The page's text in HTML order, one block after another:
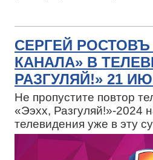
СЕРГЕЙ
КАНАЛА» В
РАЗГУЛЯЙ!» 21
Не пропустите повтор
«Ээхх, Разгуляй!»-2024
телевидения уже в эту